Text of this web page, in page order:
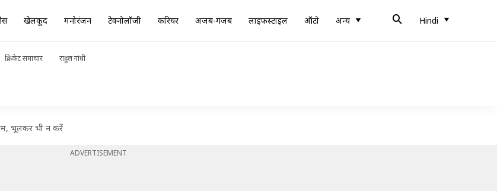
खेलकूद मनोरंजन टेक्नोलॉजी करियर अजब-गजब लाइफस्टाइल ऑटो अन्य Hindi
क्रिकेट समाचार राहुल गांधी
भूलकर भी न करें
ADVERTISEMENT